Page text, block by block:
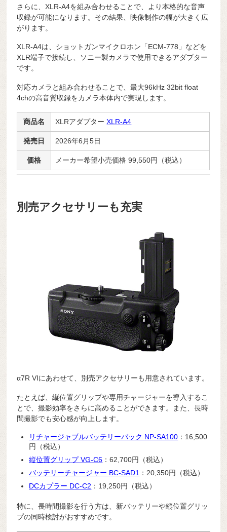
さらに、XLR-A4を組み合わせることで、より本格的な音声
収録が可能になります。その結果、映像制作の幅が大きく広
がります。
XLR-A4は、ショットガンマイクロホン「ECM-778」などを
XLR端子で接続し、ソニー製カメラで使用できるアダプター
です。
対応カメラと組み合わせることで、最大96kHz 32bit float
4chの高音質収録をカメラ本体内で実現します。
商品名 XLRアダプターXLR-A4
発売日 2026年6月5日
価格 メーカー希望小売価格 99,550円（税込）
別売アクセサリーも充実
α7R VIにあわせて、別売アクセサリーも用意されています。
たとえば、縦位置グリップや専用チャージャーを導入するこ
とで、撮影効率をさらに高めることができます。また、長時
間撮影でも安心感が向上します。
リチャージャブルバッテリーパック NP-SA100 ：16,500
円（税込）
縦位置グリップ VG-C6 ：62,700円（税込）
バッテリーチャージャー BC-SAD1 ：20,350円（税込）
DCカプラー DC-C2 ：19,250円（税込）
特に、長時間撮影を行う方は、新バッテリーや縦位置グリッ
プの同時検討がおすすめです。